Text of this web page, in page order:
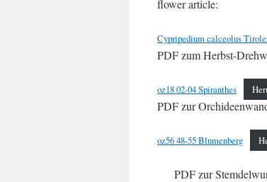
flower article:
Cypripedium calceolus
PDF zum Herbst-
oz18 02-04 Spiranthes
PDF zur
oz56 48-55 Blumenberg
PDF zur